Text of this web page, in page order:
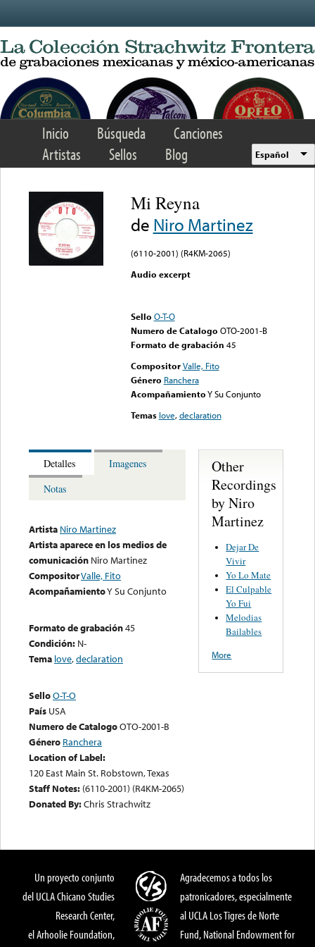
Inicio Búsqueda
Canciones
Artistas
Sellos Blog Español
Mi Reyna
de Niro Martinez
(6110-2001) (R4KM-2065)
Audio excerpt
Sello O-T-O
Numero de Catalogo OTO-2001-B
Formato de grabación 45
Compositor Valle, Fito
Género Ranchera
AcompañamientoY Su Conjunto
Temas love,declaration
Detalles
Imagenes
Notas
Artista Niro Martinez
Artista aparece en los medios de
comunicación Niro Martinez
CompositorValle, Fito
AcompañamientoY Su Conjunto
Formato de grabación45
Condición: N-
Tema love,declaration
SelloO-T-O
País USA
Numero de CatalogoOTO-2001-B
Género Ranchera
Location of Label:
120 East Main St. Robstown, Texas
Staff Notes: (6110-2001) (R4KM-2065)
Donated By:Chris Strachwitz
Other
Recordings
by Niro
Martinez
Dejar De
Vivir
Yo Lo Mate
El Culpable
Yo Fui
Melodias
Bailables
More
Un proyecto conjunto
del UCLA Chicano Studies
Research Center,
el Arhoolie Foundation,
Agradecemos a todos los
patronicadores, especialmente
al UCLA Los Tigres de Norte
Fund, National Endowment for